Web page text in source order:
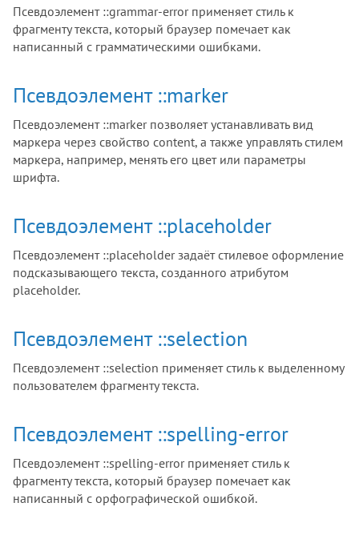
Псевдоэлемент ::grammar-error применяет стиль к
фрагменту текста, который браузер помечает как
написанный с грамматическими ошибками.
Псевдоэлемент ::marker
Псевдоэлемент ::marker позволяет устанавливать вид
маркера через свойство content, а также управлять стилем
маркера, например, менять его цвет или параметры
шрифта.
Псевдоэлемент ::placeholder
Псевдоэлемент ::placeholder задаёт стилевое оформление
подсказывающего текста, созданного атрибутом
placeholder.
Псевдоэлемент ::selection
Псевдоэлемент ::selection применяет стиль к выделенному
пользователем фрагменту текста.
Псевдоэлемент ::spelling-error
Псевдоэлемент ::spelling-error применяет стиль к
фрагменту текста, который браузер помечает как
написанный с орфографической ошибкой.